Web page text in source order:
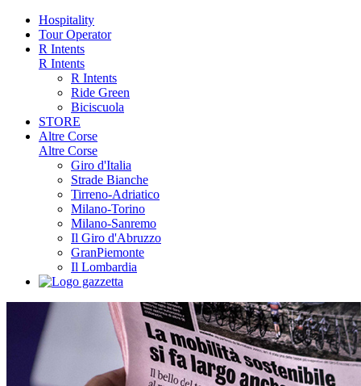
Hospitality
Tour Operator
R Intents
R Intents
R Intents
Ride Green
Biciscuola
STORE
Altre Corse
Altre Corse
Giro d'Italia
Strade Bianche
Tirreno-Adriatico
Milano-Torino
Milano-Sanremo
Il Giro d'Abruzzo
GranPiemonte
Il Lombardia